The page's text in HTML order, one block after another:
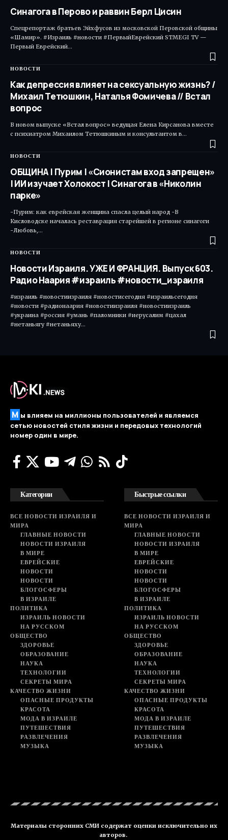
Синагога в Перово и раввин Берл Цисин
Спецрепортаж братьев Эйхфусов из московской Перовской общины
«Шамир». #Израиль #новости #ПервыйЕврейский STMEGI TV —
Первый Еврейский…
НОВОСТИ
Как депрессия влияет на сексуальную жизнь? /
Михаил Тетюшкин, Наталья Фомичева // Встал
вопрос
В новом выпуске «Встал вопрос» ведущая Елена Кирсанова вместе
с психиатром Михаилом Тетюшкиным и консультантом в…
НОВОСТИ
ОБЩИНА | Пурим | «Сионистам вход запрещен»
| ИИ изучает Холокост | Синагога в «Николин
парке»
-Пурим: как еврейская женщина спасла целый народ -В
Кисловодске началась реставрация старейшей в регионе синагоги
-Любовь,…
НОВОСТИ
Новости Израиля. УЖЕ И ФРАНЦИЯ. Выпуск 603.
Радио Наария #израиль #новости_израиля
#израиль #новостиизраиля #новостисегодня #израильсегодня
#новости #радионаария #новостиизраиля #новостиизраиль
#украина #россия #умань #паломники #иерусалим #цахал
#нетаньягу #нетаньяху…
М ы влияем на миллионы пользователей и являемся
сетью новостей стиля жизни и передовых технологий
номер один в мире.
Категории
ВСЕ НОВОСТИ ИЗРАИЛЯ И
МИРА
ГЛАВНЫЕ НОВОСТИ
НОВОСТИ ИЗРАИЛЯ
В МИРЕ
ЕВРЕЙСКИЕ
НОВОСТИ
НОВОСТИ
БЛОГОСФЕРЫ
В ИЗРАИЛЕ
ПОЛИТИКА
ИЗРАИЛЬ НОВОСТИ
НА РУССКОМ
ОБЩЕСТВО
ЗДОРОВЬЕ
ОБРАЗОВАНИЕ
НАУКА
ТЕХНОЛОГИИ
СЕКРЕТЫ МИРА
КАЧЕСТВО ЖИЗНИ
ОПАСНЫЕ ПРОДУКТЫ
КРАСОТА
МОДА В ИЗРАИЛЕ
ПУТЕШЕСТВИЯ
РАЗВЛЕЧЕНИЯ
МУЗЫКА
Быстрые ссылки
ВСЕ НОВОСТИ ИЗРАИЛЯ И
МИРА
ГЛАВНЫЕ НОВОСТИ
НОВОСТИ ИЗРАИЛЯ
В МИРЕ
ЕВРЕЙСКИЕ
НОВОСТИ
НОВОСТИ
БЛОГОСФЕРЫ
В ИЗРАИЛЕ
ПОЛИТИКА
ИЗРАИЛЬ НОВОСТИ
НА РУССКОМ
ОБЩЕСТВО
ЗДОРОВЬЕ
ОБРАЗОВАНИЕ
НАУКА
ТЕХНОЛОГИИ
СЕКРЕТЫ МИРА
КАЧЕСТВО ЖИЗНИ
ОПАСНЫЕ ПРОДУКТЫ
КРАСОТА
МОДА В ИЗРАИЛЕ
ПУТЕШЕСТВИЯ
РАЗВЛЕЧЕНИЯ
МУЗЫКА
Материалы сторонних СМИ содержат оценки исключительно их
авторов.